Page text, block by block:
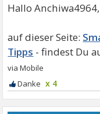
Hallo Anchiwa4964,
Tipps
x 4